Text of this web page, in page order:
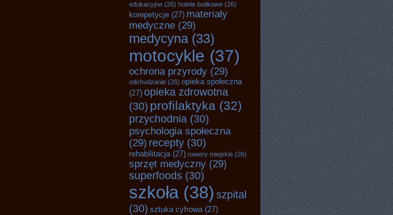
edukacyjne (26) hotele butikowe (26)
korepetycje (27) materiały
medyczne (29)
medycyna(33)
motocykle (37)
ochrona przyrody (29)
odchudzanie (26) opieka społeczna
(27) opieka zdrowotna
(30) profilaktyka (32)
przychodnia (30)
psychologia społeczna
(29) recepty (30)
rehabilitacja(27) rowery miejskie (26)
sprzęt medyczny (29)
superfoods (30)
szkoła (38) szpital
(30) sztuka cyfrowa(27)